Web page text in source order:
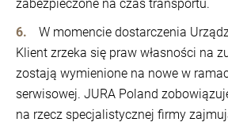
zabezpieczone na czas transportu.
W momencie dostarczenia
Klient zrzeka się praw własności na
zostają wymienione na nowe w
serwisowej. JURA Poland
na rzecz specjalistycznej firmy